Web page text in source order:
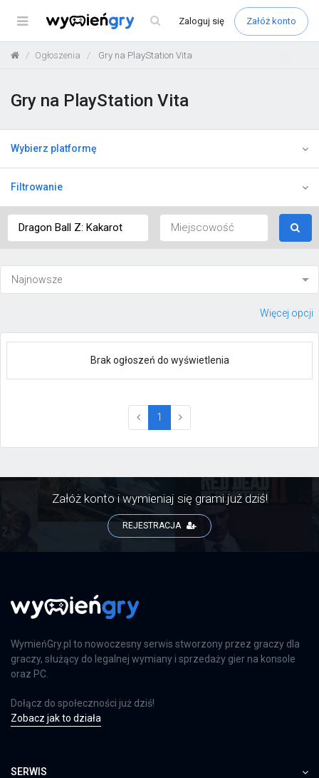
Menu Zaloguj się Załóż konto
Ogłoszenia Gry na PlayStation Vita
Gry na PlayStation Vita
Wybierz platformę
Filtrowanie
Więcej opcji
Brak ogłoszeń do wyświetlenia
1 (current)
Załóż konto i wymieniaj się grami już dziś!
REJESTRACJA
WymieńGry.pl to nowoczesny serwis stworzony przez graczy dla
graczy, służący do legalnej wymiany i sprzedaży gier na konsole
oraz PC.
Dołącz do społeczności już dziś!
Zobacz jak to działa
SERWIS